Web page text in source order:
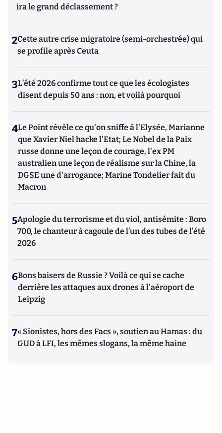
ira le grand déclassement ?
2Cette autre crise migratoire (semi-orchestrée) qui
se profile après Ceuta
3L’été 2026 confirme tout ce que les écologistes
disent depuis 50 ans : non, et voilà pourquoi
4Le Point révèle ce qu'on sniffe à l'Elysée, Marianne
que Xavier Niel hacke l'Etat; Le Nobel de la Paix
russe donne une leçon de courage, l'ex PM
australien une leçon de réalisme sur la Chine, la
DGSE une d'arrogance; Marine Tondelier fait du
Macron
5Apologie du terrorisme et du viol, antisémite : Boro
700, le chanteur à cagoule de l’un des tubes de l’été
2026
6Bons baisers de Russie ? Voilà ce qui se cache
derrière les attaques aux drones à l'aéroport de
Leipzig
7« Sionistes, hors des Facs », soutien au Hamas : du
GUD à LFI, les mêmes slogans, la même haine